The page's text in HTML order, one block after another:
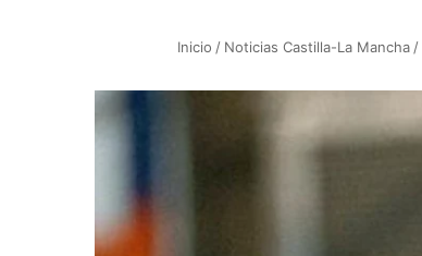
Inicio / Noticias Castilla-La Mancha /